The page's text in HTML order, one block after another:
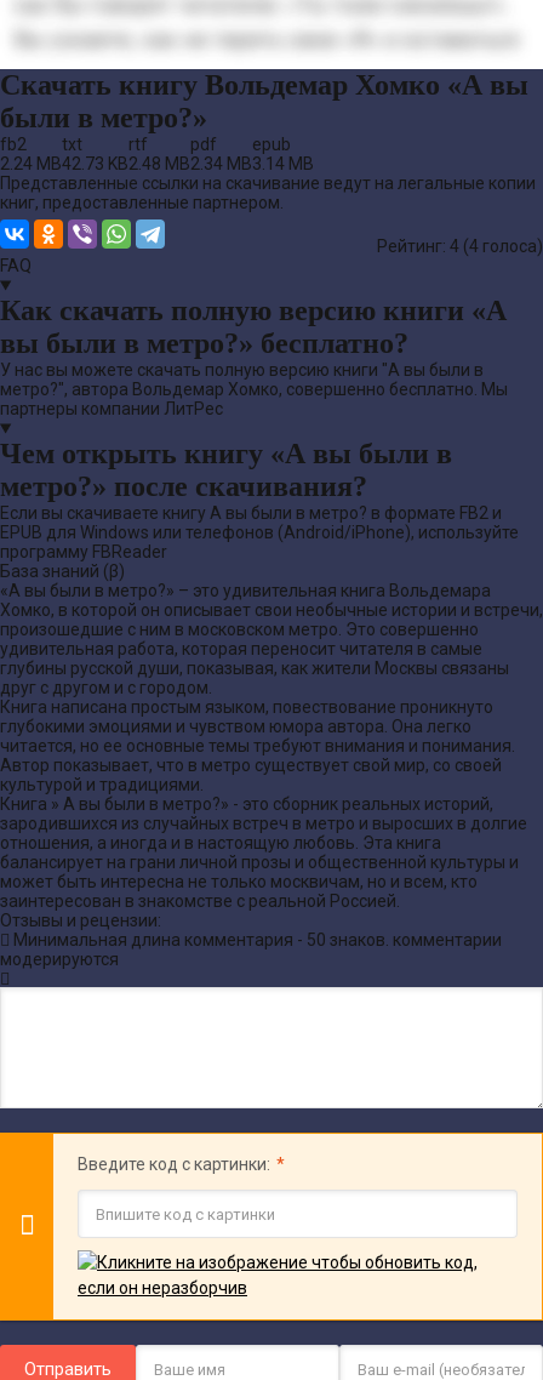
Скачать книгу Вольдемар Хомко «А вы
были в метро?»
fb2
2.24 MB
txt
42.73 KB
rtf
2.48 MB
pdf
2.34 MB
epub
3.14 MB
Представленные ссылки на скачивание ведут на легальные копии
книг, предоставленные партнером.
Рейтинг: 4 (4 голоса)
FAQ
Как скачать полную версию книги «А
вы были в метро?» бесплатно?
У нас вы можете скачать полную версию книги "А вы были в
метро?", автора Вольдемар Хомко, совершенно бесплатно. Мы
партнеры компании ЛитРес
Чем открыть книгу «А вы были в
метро?» после скачивания?
Если вы скачиваете книгу А вы были в метро? в формате FB2 и
EPUB для Windows или телефонов (Android/iPhone), используйте
программу FBReader
База знаний (β)
«А вы были в метро?» – это удивительная книга Вольдемара
Хомко, в которой он описывает свои необычные истории и встречи,
произошедшие с ним в московском метро. Это совершенно
удивительная работа, которая переносит читателя в самые
глубины русской души, показывая, как жители Москвы связаны
друг с другом и с городом.
Книга написана простым языком, повествование проникнуто
глубокими эмоциями и чувством юмора автора. Она легко
читается, но ее основные темы требуют внимания и понимания.
Автор показывает, что в метро существует свой мир, со своей
культурой и традициями.
Книга » А вы были в метро?» - это сборник реальных историй,
зародившихся из случайных встреч в метро и выросших в долгие
отношения, а иногда и в настоящую любовь. Эта книга
балансирует на грани личной прозы и общественной культуры и
может быть интересна не только москвичам, но и всем, кто
заинтересован в знакомстве с реальной Россией.
Отзывы и рецензии:
Минимальная длина комментария - 50 знаков. комментарии
модерируются
Введите код с картинки:
Отправить